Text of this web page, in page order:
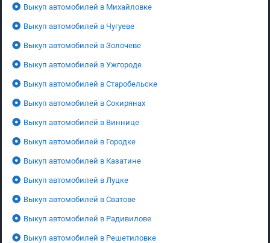
Выкуп автомобилей в Михайловке
Выкуп автомобилей в Чугуеве
Выкуп автомобилей в Золочеве
Выкуп автомобилей в Ужгороде
Выкуп автомобилей в Старобельске
Выкуп автомобилей в Сокирянах
Выкуп автомобилей в Виннице
Выкуп автомобилей в Городке
Выкуп автомобилей в Казатине
Выкуп автомобилей в Луцке
Выкуп автомобилей в Сватове
Выкуп автомобилей в Радивилове
Выкуп автомобилей в Решетиловке